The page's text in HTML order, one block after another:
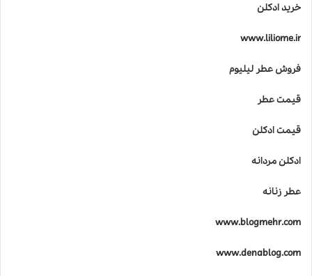
خرید ادکلن
www.liliome.ir
فروش عطر لیلیوم
قیمت عطر
قیمت ادکلن
ادکلن مردانه
عطر زنانه
www.blogmehr.com
www.denablog.com